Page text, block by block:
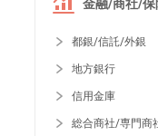
金融/商社/保
都銀/信託/外銀
地方銀行
信用金庫
総合商社/専門商